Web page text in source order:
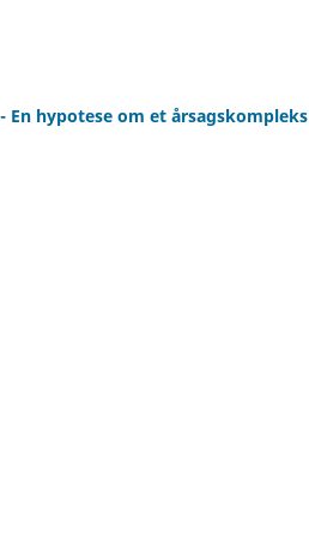
En hypotese om et årsagskompleks